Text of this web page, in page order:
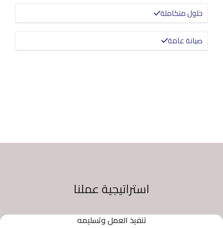
حلول متكاملة
صيانة عامة
استراتيجية عملنا
تنفيذ العمل وتسليمه